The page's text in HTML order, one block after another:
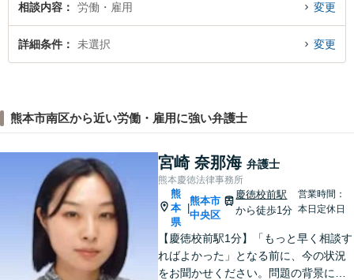
相談内容 労働・雇用 変更
詳細条件 未選択 変更
熊本市南区から近い労働・雇用に強い弁護士
宮崎 奈那海 弁護士
熊本慶徳法律事務所
熊
本
県
熊本市
中央区
慶徳校前駅
から徒歩1分
営業時間：
本日定休日
【慶徳校前駅1分】「もっと早く相談す
ればよかった」となる前に、今の状況
をお聞かせください。問題の背景にも